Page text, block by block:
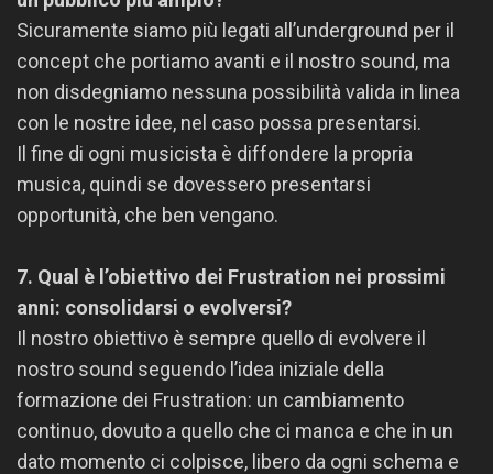
Sicuramente siamo più legati all’underground per il
concept che portiamo avanti e il nostro sound, ma
non disdegniamo nessuna possibilità valida in linea
con le nostre idee, nel caso possa presentarsi.
Il fine di ogni musicista è diffondere la propria
musica, quindi se dovessero presentarsi
opportunità, che ben vengano.
7. Qual è l’obiettivo dei Frustration nei prossimi
anni: consolidarsi o evolversi?
Il nostro obiettivo è sempre quello di evolvere il
nostro sound seguendo l’idea iniziale della
formazione dei Frustration: un cambiamento
continuo, dovuto a quello che ci manca e che in un
dato momento ci colpisce, libero da ogni schema e